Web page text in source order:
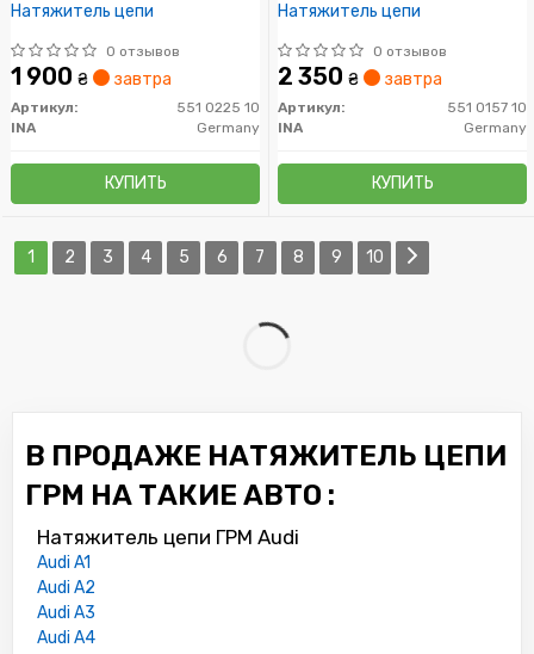
Натяжитель цепи
0 отзывов
1 900 ₴ завтра
Артикул:
551 0225 10
INA
Germany
КУПИТЬ
Натяжитель цепи
0 отзывов
2 350 ₴ завтра
Артикул:
551 0157 10
INA
Germany
КУПИТЬ
1 2 3 4 5 6 7 8 9 10
В ПРОДАЖЕ НАТЯЖИТЕЛЬ ЦЕПИ
ГРМ НА ТАКИЕ АВТО :
Натяжитель цепи ГРМ Audi
Audi A1
Audi A2
Audi A3
Audi A4